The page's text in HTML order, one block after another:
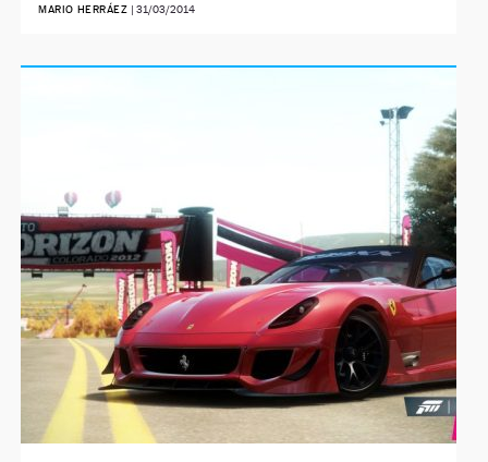
MARIO HERRÁEZ | 31/03/2014